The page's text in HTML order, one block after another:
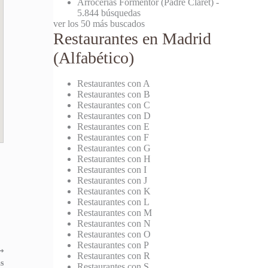
5.844 búsquedas
ver los 50 más buscados
Restaurantes en Madrid
(Alfabético)
Restaurantes con A
Restaurantes con B
Restaurantes con C
Restaurantes con D
Restaurantes con E
Restaurantes con F
Restaurantes con G
Restaurantes con H
Restaurantes con I
Restaurantes con J
Restaurantes con K
Restaurantes con L
Restaurantes con M
Restaurantes con N
Restaurantes con O
Restaurantes con P
Restaurantes con R